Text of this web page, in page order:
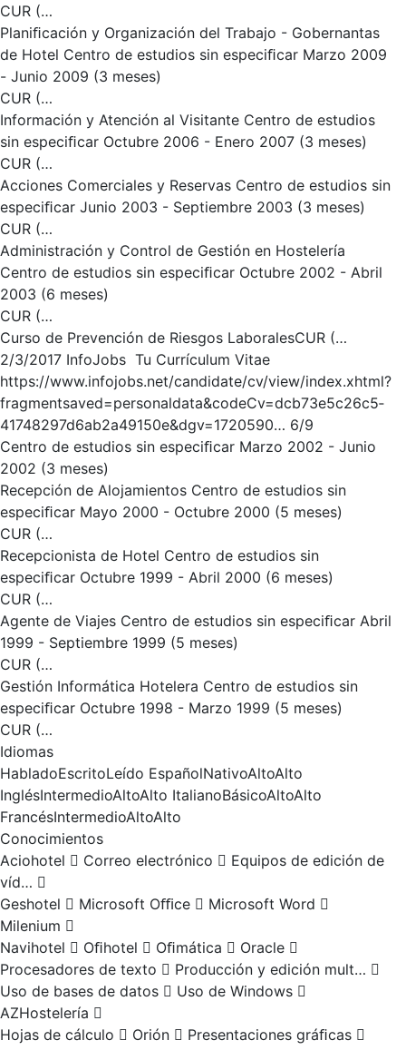
CUR (…
Planiﬁcación y Organización del Trabajo - Gobernantas
de Hotel Centro de estudios sin especiﬁcar Marzo 2009
- Junio 2009 (3 meses)
CUR (…
Información y Atención al Visitante Centro de estudios
sin especiﬁcar Octubre 2006 - Enero 2007 (3 meses)
CUR (…
Acciones Comerciales y Reservas Centro de estudios sin
especiﬁcar Junio 2003 - Septiembre 2003 (3 meses)
CUR (…
Administración y Control de Gestión en Hostelería
Centro de estudios sin especiﬁcar Octubre 2002 - Abril
2003 (6 meses)
CUR (…
Curso de Prevención de Riesgos LaboralesCUR (…
2/3/2017 InfoJobs ­ Tu Currículum Vitae
https://www.infojobs.net/candidate/cv/view/index.xhtml?
fragment­saved=personal­data&codeCv=dcb73e5c­26c5­
4174­8297­d6ab2a49150e&dgv=1720590… 6/9
Centro de estudios sin especiﬁcar Marzo 2002 - Junio
2002 (3 meses)
Recepción de Alojamientos Centro de estudios sin
especiﬁcar Mayo 2000 - Octubre 2000 (5 meses)
CUR (…
Recepcionista de Hotel Centro de estudios sin
especiﬁcar Octubre 1999 - Abril 2000 (6 meses)
CUR (…
Agente de Viajes Centro de estudios sin especiﬁcar Abril
1999 - Septiembre 1999 (5 meses)
CUR (…
Gestión Informática Hotelera Centro de estudios sin
especiﬁcar Octubre 1998 - Marzo 1999 (5 meses)
CUR (…
Idiomas
HabladoEscritoLeído EspañolNativoAltoAlto
InglésIntermedioAltoAlto ItalianoBásicoAltoAlto
FrancésIntermedioAltoAlto
Conocimientos
Aciohotel  Correo electrónico  Equipos de edición de
víd… 
Geshotel  Microsoft Oﬃce  Microsoft Word 
Milenium 
Navihotel  Oﬁhotel  Oﬁmática  Oracle 
Procesadores de texto  Producción y edición mult… 
Uso de bases de datos  Uso de Windows 
AZHostelería 
Hojas de cálculo  Orión  Presentaciones gráﬁcas 